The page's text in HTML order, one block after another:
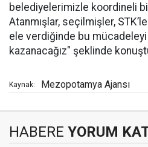
belediyelerimizle koordineli
Atanmışlar, seçilmişler,
ele verdiğinde bu
kazanacağız" şeklinde
Kaynak: Mezopotamya Ajansı
HABERE YORUM